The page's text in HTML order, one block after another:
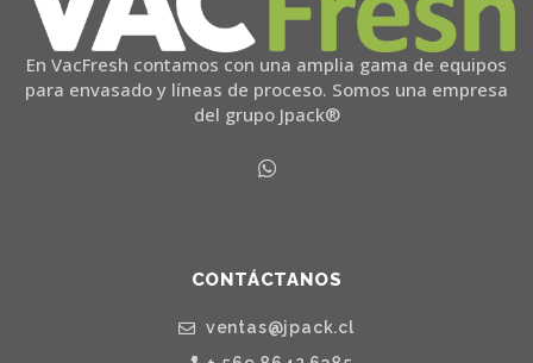
En VacFresh contamos con una amplia gama de equipos
para envasado y líneas de proceso. Somos una empresa
del grupo Jpack®
CONTÁCTANOS
ventas@jpack.cl